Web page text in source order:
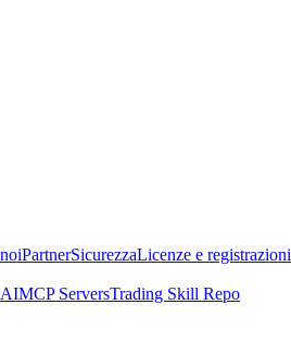
PartnerSicurezzaLicenze e registrazioni
AIMCP ServersTrading Skill Repo